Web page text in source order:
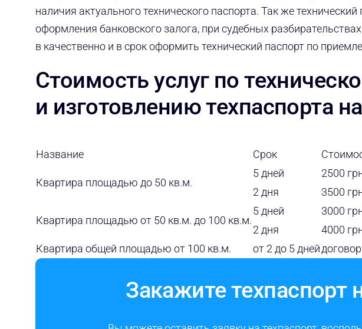
наличия актуального технического паспорта. Так же
оформления банковского залога, при судебных
в качественно и в срок оформить технический паспорт по
Стоимость услуг по
и изготовлению техпаспорта
Название Срок
Квартира площадью до 50 кв.м.
5 дней
2500
2 дня
3500
Квартира площадью от 50 кв.м. до 100 кв.м.
5 дней
3000
2 дня
4000
Квартира общей площадью от 100 кв.м.
от 2 до 5 дней
Закажите техпаспорт